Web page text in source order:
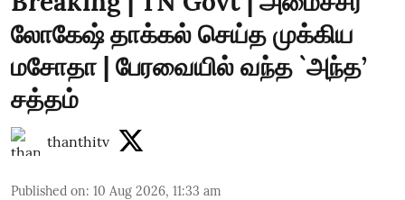
லோகேஷ் தாக்கல் செய்த முக்கிய
மசோதா | பேரவையில் வந்த `அந்த’
சத்தம்
thanthitv
Published on: 10 Aug 2026, 11:33 am